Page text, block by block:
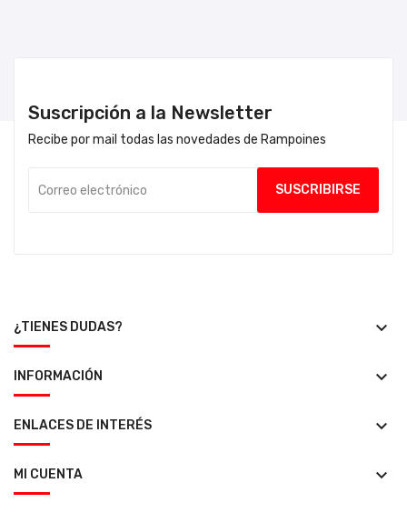
Suscripción a la Newsletter
Recibe por mail todas las novedades de Rampoines
¿TIENES DUDAS? keyboard_arrow_down
INFORMACIÓN keyboard_arrow_down
ENLACES DE INTERÉS keyboard_arrow_down
MI CUENTA keyboard_arrow_down